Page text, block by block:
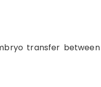
transfer